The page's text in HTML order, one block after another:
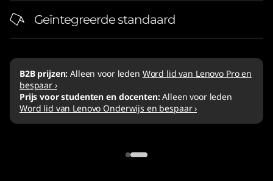
Geïntegreerde standaard
B2B prijzen:Alleen voor leden Word lid van Lenovo Pro en
bespaar ›
Prijs voor studenten en docenten:Alleen voor leden
Word lid van Lenovo Onderwijs en bespaar ›